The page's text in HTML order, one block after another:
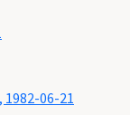
06-21